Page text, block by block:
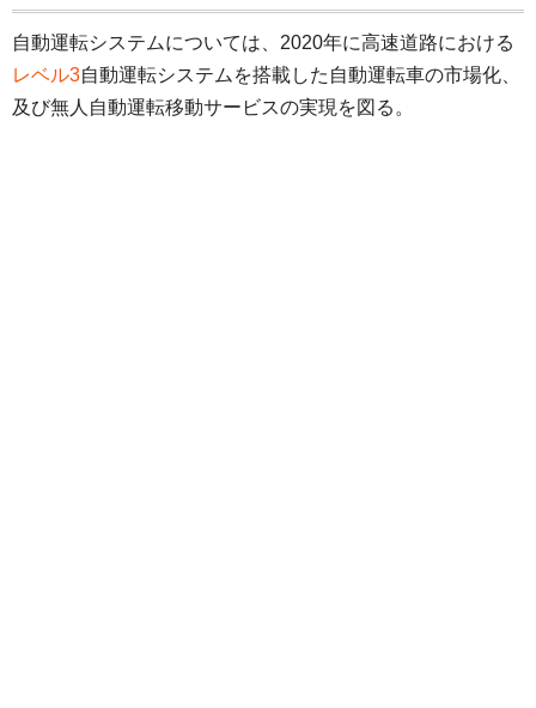
自動運転システムについては、2020年に高速道路における
レベル3自動運転システムを搭載した自動運転車の市場化、
及び無人自動運転移動サービスの実現を図る。